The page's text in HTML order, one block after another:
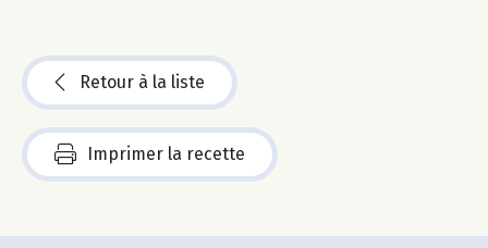
Retour à la liste
Imprimer la recette